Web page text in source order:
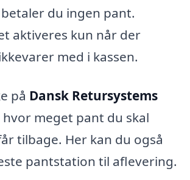
du ingen pant.
aktiveres kun når der
med i kassen.
på Dansk Retursystems
meget pant du skal
tilbage. Her kan du også
pantstation til aflevering.